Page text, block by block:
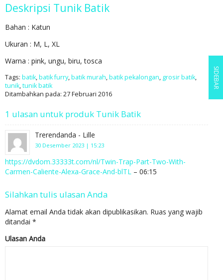
Deskripsi Tunik Batik
Bahan : Katun
Ukuran : M, L, XL
Warna : pink, ungu, biru, tosca
Tags: batik,batik furry,batik murah,batik pekalongan, grosir batik,
tunik,tunik batik
Ditambahkan pada: 27 Februari 2016
1 ulasan untuk produk Tunik Batik
Trerendanda - Lille
30 Desember 2023 | 15:23
https://dvdom.33333t.com/nl/Twin-Trap-Part-Two-With-
Carmen-Caliente-Alexa-Grace-And-blTL – 06:15
Silahkan tulis ulasan Anda
Alamat email Anda tidak akan dipublikasikan. Ruas yang wajib
ditandai *
Ulasan Anda
SIDEBAR